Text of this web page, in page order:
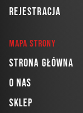
Rejestracja
Mapa strony
Strona główna
O nas
Sklep